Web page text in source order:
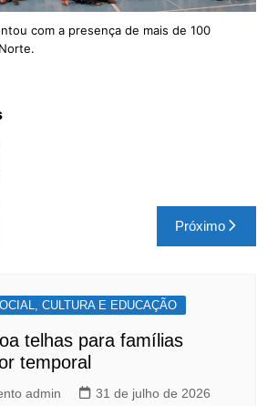
com a presença de mais de 100
Próximo
CULTURA E EDUCAÇÃO
telhas para famílias
temporal
admin 31 de julho de 2026